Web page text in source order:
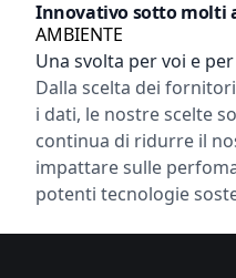
Innovativo sotto molti
AMBIENTE
Una svolta per voi e
Dalla scelta dei
i dati, le nostre scelte
continua di ridurre il
impattare sulle
potenti tecnologie